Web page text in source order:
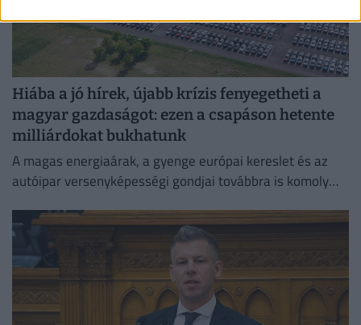
Hiába a jó hírek, újabb krízis fenyegetheti a
magyar gazdaságot: ezen a csapáson hetente
milliárdokat bukhatunk
A magas energiaárak, a gyenge európai kereslet és az
autóipar versenyképességi gondjai továbbra is komoly